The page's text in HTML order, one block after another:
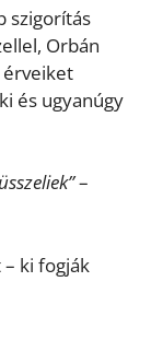
szigorítás
Orbán
érveiket
és ugyanúgy
–
ki fogják